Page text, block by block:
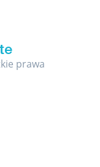
prawa